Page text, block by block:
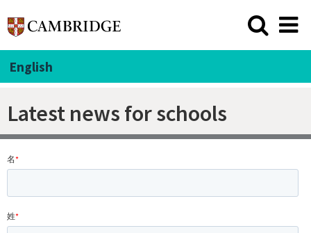
English
Latest news for schools